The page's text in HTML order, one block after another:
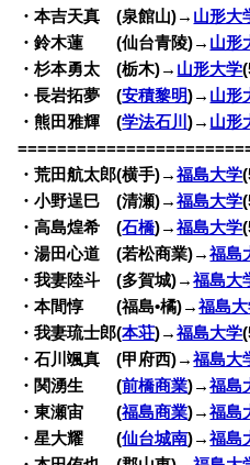
・本吉天真 (泉館山)→ 山形大
・鈴木蓮 (仙台青陵)→ 山形
・杉本勇太 (栃木)→ 山形大学
・長岩拓夢 (安積黎明)→ 山形
・熊田雅輝 (学法石川)→ 山形
・荒田航太郎(横手)→福島大学
・小野逞巳 (清瀬)→福島大学
・高島煌希 (石橋)→福島大学
・湯田心道 (若松商業)→福島
・我妻陸斗 (多賀城)→福島大
・本間惇 (福島•橘)→福島
・我妻琉士郎(本荘)→福島大学
・石川颯真 (甲府西)→福島大
・関湧生 (前橋商業)→福島
・東瀬宙 (福島商業)→福島
・星大耀 (仙台城南)→福島